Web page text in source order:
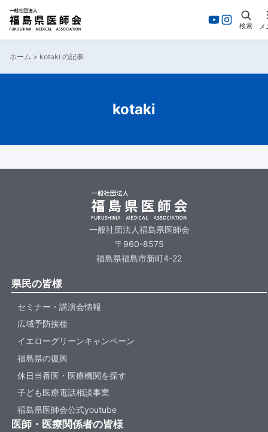
検索 メ
ホーム > kotaki の記事
kotaki
一般社団法人福島県医師会
〒960-8575
福島県福島市新町4-22
県民の皆様
セミナー・講演会情報
広域予防接種
イエローグリーンキャンペーン
福島県の復興
休日当番医・医療機関を探す
子ども医療電話相談事業
福島県医師会公式youtube
医師・医療関係者の皆様